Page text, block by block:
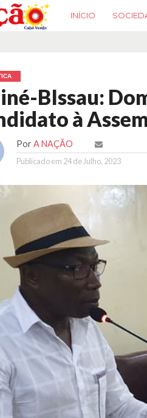
INÍCIO
BIssau:
à
Por A NAÇÃO
Publicado em 24 de Julho, 2023